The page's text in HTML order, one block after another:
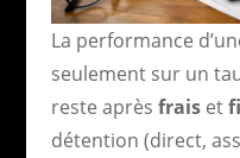
La performance
seulement sur un
reste après fraiset
détention (direct,